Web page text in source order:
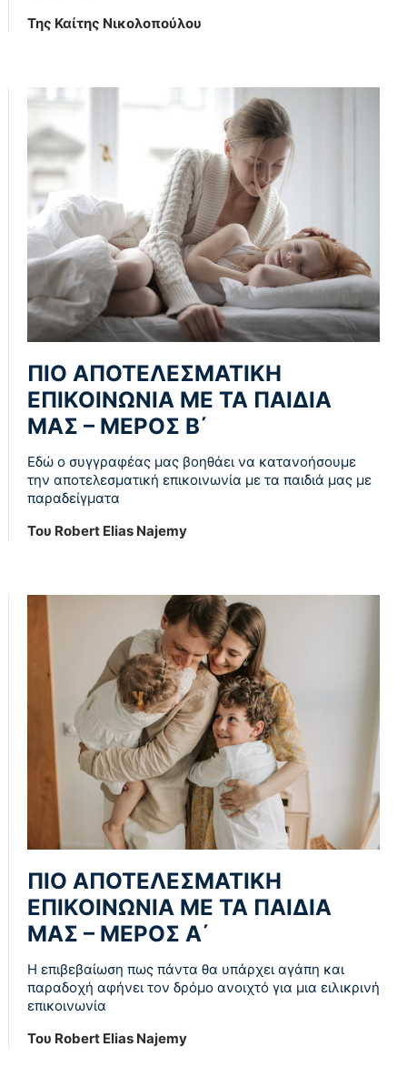
Της Καίτης Νικολοπούλου
ΠIO AΠOTEΛEΣMATIKH
EΠIKOINΩNIA ME TA ΠAIΔIA
MAΣ – ΜΕΡΟΣ Β΄
Εδώ ο συγγραφέας μας βοηθάει να κατανοήσουμε
την αποτελεσματική επικοινωνία με τα παιδιά μας με
παραδείγματα
Του Robert Elias Najemy
ΠIO AΠOTEΛEΣMATIKH
EΠIKOINΩNIA ME TA ΠAIΔIA
MAΣ – ΜΕΡΟΣ Α΄
H επιβεβαίωση πως πάντα θα υπάρχει αγάπη και
παραδοχή αφήνει τον δρόμο ανοιχτό για μια ειλικρινή
επικοινωνία
Του Robert Elias Najemy